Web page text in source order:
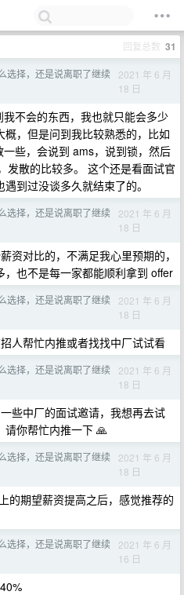
回复总数 31
选择，还是说离职了继续
2021 年 6 月
18 日
不会的东西，我也就只能会多少
，但是问到我比较熟悉的，比如
些，会说到 ams，说到锁，然后
发散的比较多。 这个还是看面试官
到过没谈多久就结束了的。
选择，还是说离职了继续
2021 年 6 月
18 日
资对比的，不满足我心里预期的，
也不是每一家都能顺利拿到 offer
选择，还是说离职了继续
2021 年 6 月
18 日
人帮忙内推或者找找中厂试试看
选择，还是说离职了继续
2021 年 6 月
18 日
些中厂的面试邀请，我想再去试
请你帮忙内推一下 🙏
选择，还是说离职了继续
2021 年 6 月
18 日
的期望薪资提高之后，感觉推荐的
选择，还是说离职了继续
2021 年 6 月
16 日